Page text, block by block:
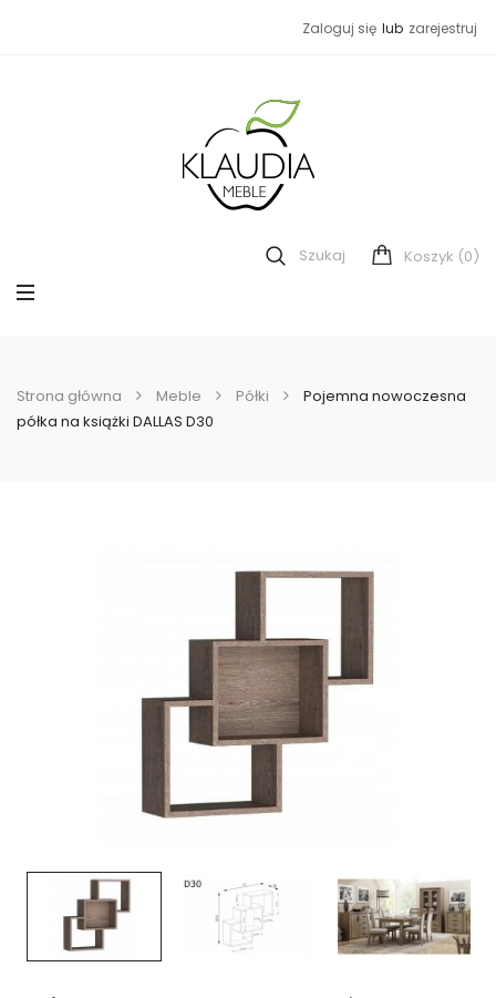
Zaloguj się lub zarejestruj
Szukaj Koszyk (0)
Strona główna Meble Półki
Pojemna nowoczesna
półka na książki DALLAS D30